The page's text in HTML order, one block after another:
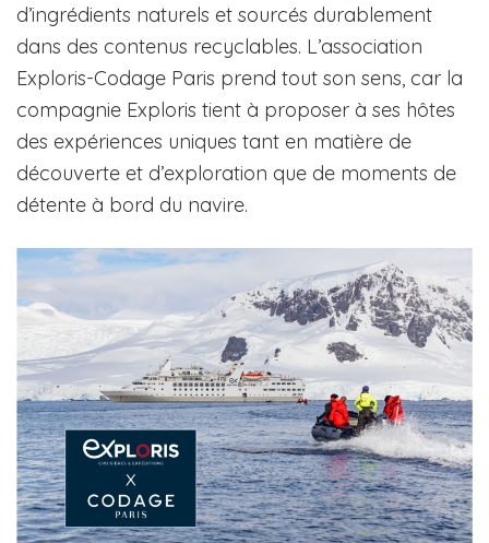
d’ingrédients naturels et sourcés durablement
dans des contenus recyclables. L’association
Exploris-Codage Paris prend tout son sens, car la
compagnie Exploris tient à proposer à ses hôtes
des expériences uniques tant en matière de
découverte et d’exploration que de moments de
détente à bord du navire.